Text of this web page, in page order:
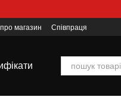
про магазин
Співпраця